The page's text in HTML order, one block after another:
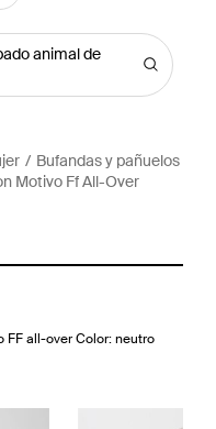
animal de
Bufandas y pañuelos
Motivo Ff All-Over
FF all-over Color: neutro